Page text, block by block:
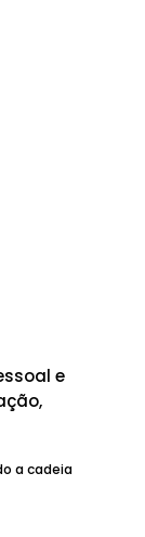
e
a cadeia